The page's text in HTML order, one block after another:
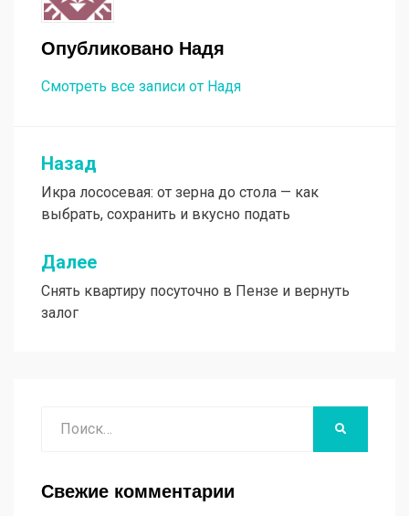
Опубликовано Надя
Смотреть все записи от Надя
Навигация
по
записям
Назад
Икра лососевая: от зерна до стола — как
выбрать, сохранить и вкусно подать
Далее
Снять квартиру посуточно в Пензе и вернуть
залог
Свежие комментарии